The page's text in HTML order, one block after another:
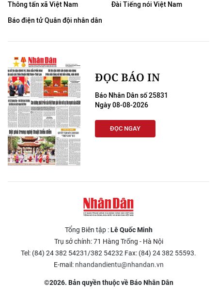
Thông tấn xã Việt Nam
Đài Tiếng nói Việt Nam
Báo điện tử Quân đội nhân dân
ĐỌC BÁO IN
Báo Nhân Dân số 25831
Ngày 08-08-2026
ĐỌC NGAY
Tổng Biên tập :Lê Quốc Minh
Trụ sở chính: 71 Hàng Trống - Hà Nội
Tel: (84) 24 382 54231/382 54232 Fax: (84) 24 382 55593.
E-mail: nhandandientu@nhandan.vn
©2026. Bản quyền thuộc về Báo Nhân Dân